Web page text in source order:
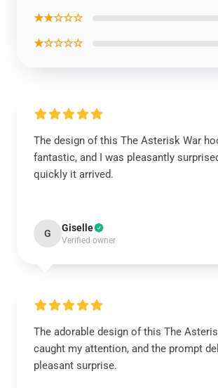
★★☆☆☆
★☆☆☆☆
The design of this The Asterisk War
fantastic, and I was pleasantly
quickly it arrived.
G Giselle
Verified owner
The adorable design of this The
caught my attention, and the prompt
pleasant surprise.